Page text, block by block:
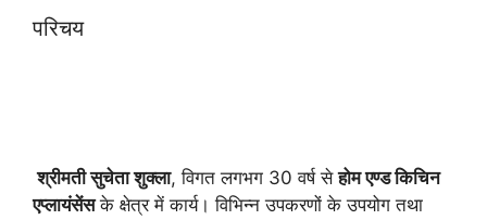
परिचय
श्रीमती सुचेता शुक्ला, विगत लगभग 30 वर्ष सेहोम एण्ड किचिन
एप्लायंसेंसके क्षेत्र में कार्य। विभिन्न उपकरणों के उपयोग तथा